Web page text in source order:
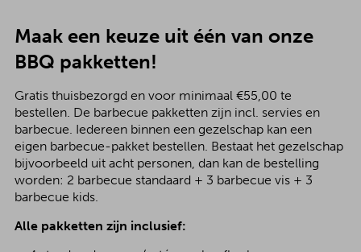
Maak een keuze uit één van onze
BBQ pakketten!
Gratis thuisbezorgd en voor minimaal €55,00 te
bestellen. De barbecue pakketten zijn incl. servies en
barbecue. Iedereen binnen een gezelschap kan een
eigen barbecue-pakket bestellen. Bestaat het gezelschap
bijvoorbeeld uit acht personen, dan kan de bestelling
worden: 2 barbecue standaard + 3 barbecue vis + 3
barbecue kids.
Alle pakketten zijn inclusief: